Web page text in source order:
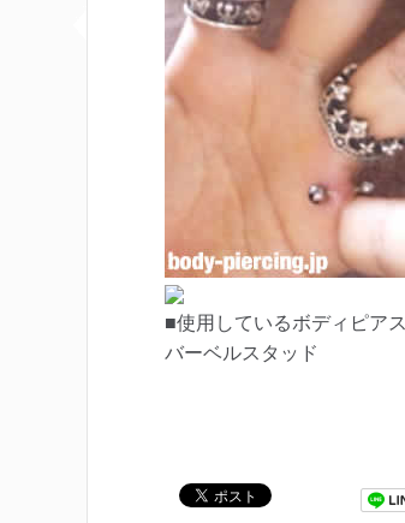
■使用しているボディピアス
バーベルスタッド